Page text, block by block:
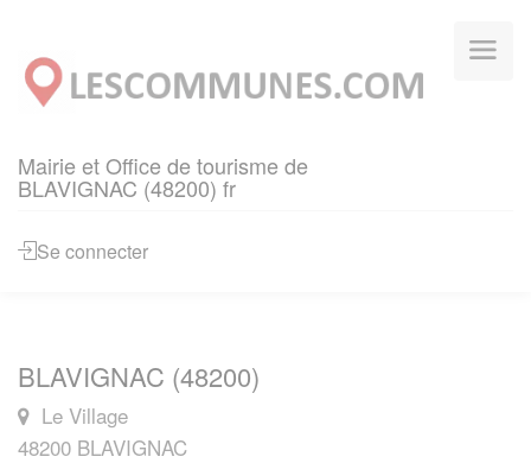
Mairie et Office de tourisme de
BLAVIGNAC (48200) fr
Se connecter
BLAVIGNAC (48200)
Le Village
48200 BLAVIGNAC